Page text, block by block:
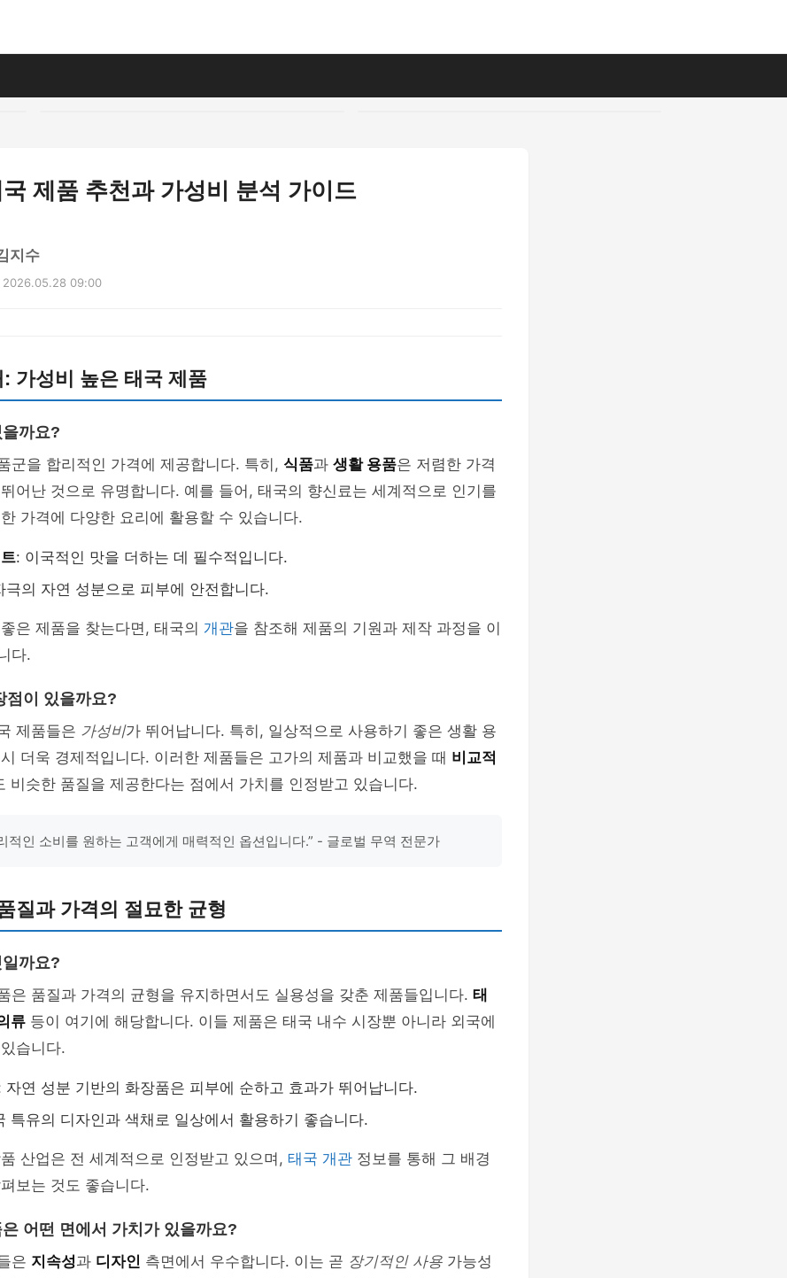
제품 추천과 가성비 분석 가이드
지수
2026.05.28 09:00
가성비 높은 태국 제품
까요?
군을 합리적인 가격에 제공합니다. 특히, 식품과 생활 용품은 저렴한 가격
어난 것으로 유명합니다. 예를 들어, 태국의 향신료는 세계적으로 인기를
가격에 다양한 요리에 활용할 수 있습니다.
: 이국적인 맛을 더하는 데 필수적입니다.
극의 자연 성분으로 피부에 안전합니다.
은 제품을 찾는다면, 태국의 개관을 참조해 제품의 기원과 제작 과정을 이
다.
점이 있을까요?
제품들은 가성비가 뛰어납니다. 특히, 일상적으로 사용하기 좋은 생활 용
더욱 경제적입니다. 이러한 제품들은 고가의 제품과 비교했을 때 비교적
비슷한 품질을 제공한다는 점에서 가치를 인정받고 있습니다.
적인 소비를 원하는 고객에게 매력적인 옵션입니다.” - 글로벌 무역 전문가
질과 가격의 절묘한 균형
까요?
은 품질과 가격의 균형을 유지하면서도 실용성을 갖춘 제품들입니다. 태
류 등이 여기에 해당합니다. 이들 제품은 태국 내수 시장뿐 아니라 외국에
습니다.
자연 성분 기반의 화장품은 피부에 순하고 효과가 뛰어납니다.
특유의 디자인과 색채로 일상에서 활용하기 좋습니다.
산업은 전 세계적으로 인정받고 있으며, 태국 개관 정보를 통해 그 배경
보는 것도 좋습니다.
어떤 면에서 가치가 있을까요?
은 지속성과 디자인 측면에서 우수합니다. 이는 곧 장기적인 사용 가능성